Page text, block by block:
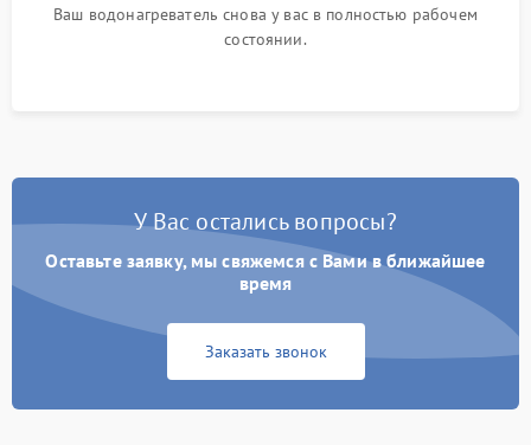
Ваш водонагреватель снова у вас в полностью рабочем
состоянии.
У Вас остались вопросы?
Оставьте заявку, мы свяжемся с Вами в ближайшее
время
Заказать звонок